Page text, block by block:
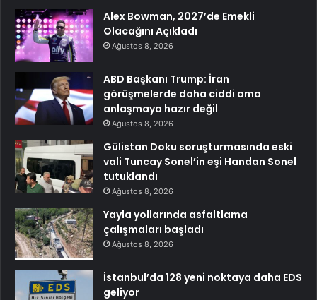
Alex Bowman, 2027’de Emekli
Olacağını Açıkladı
Ağustos 8, 2026
ABD Başkanı Trump: İran
görüşmelerde daha ciddi ama
anlaşmaya hazır değil
Ağustos 8, 2026
Gülistan Doku soruşturmasında eski
vali Tuncay Sonel’in eşi Handan Sonel
tutuklandı
Ağustos 8, 2026
Yayla yollarında asfaltlama
çalışmaları başladı
Ağustos 8, 2026
İstanbul’da 128 yeni noktaya daha EDS
geliyor